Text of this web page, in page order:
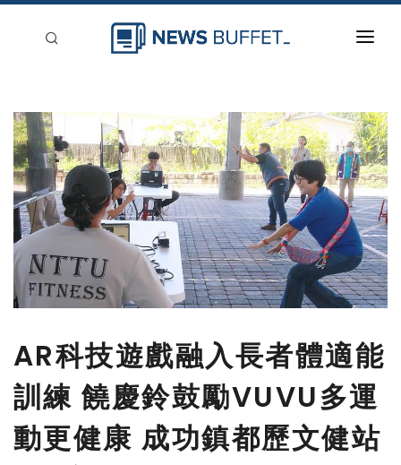
新聞稿分類
登入
刊登
AR科技遊戲融入長者體適能
訓練 饒慶鈴鼓勵VUVU多運
動更健康 成功鎮都歷文健站